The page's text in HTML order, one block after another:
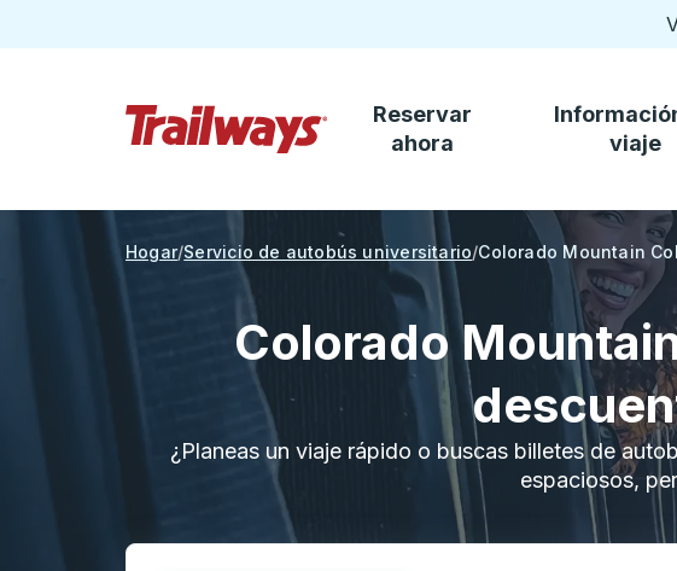
Saltar al contenido principal
Reservar
ahora
viaje
Hogar Servicio de autobús universitario Colorado Mountain
Colorado
¿Planeas un viaje rápido o buscas billetes de
espaciosos,